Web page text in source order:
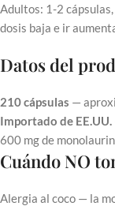
Adultos: 1-2
dosis baja e ir
Datos del
210 cápsulas —
Importado de EE.UU.
600 mg de
Cuándo NO
Alergia al coco — la